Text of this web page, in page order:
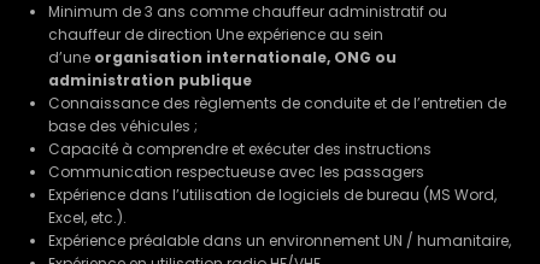
Minimum de 3 ans comme chauffeur administratif ou
chauffeur de direction Une expérience au sein
d’une organisation internationale, ONG ou
administration publique
Connaissance des règlements de conduite et de l’entretien de
base des véhicules ;
Capacité à comprendre et exécuter des instructions
Communication respectueuse avec les passagers
Expérience dans l’utilisation de logiciels de bureau (MS Word,
Excel, etc.).
Expérience préalable dans un environnement UN / humanitaire,